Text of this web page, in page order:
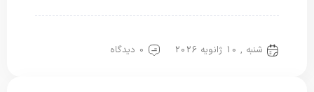
شنبه , 10 ژانویه 2026 0 دیدگاه